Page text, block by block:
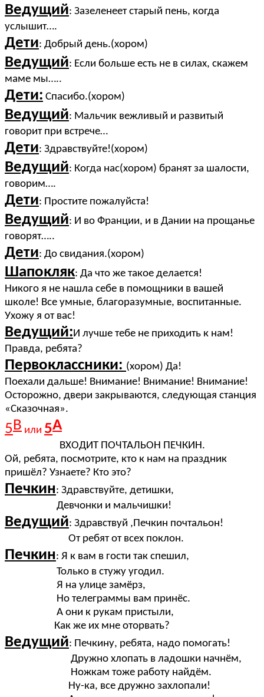
Ведущий: Зазеленеет старый пень, когда
услышит….
Дети: Добрый день.(хором)
Ведущий: Если больше есть не в силах, скажем
маме мы…..
Дети: Спасибо.(хором)
Ведущий: Мальчик вежливый и развитый
говорит при встрече…
Дети: Здравствуйте!(хором)
Ведущий: Когда нас(хором) бранят за шалости,
говорим….
Дети: Простите пожалуйста!
Ведущий: И во Франции, и в Дании на прощанье
говорят…..
Дети: До свидания.(хором)
Шапокляк: Да что же такое делается!
Никого я не нашла себе в помощники в вашей
школе! Все умные, благоразумные, воспитанные.
Ухожу я от вас!
Ведущий:И лучше тебе не приходить к нам!
Правда, ребята?
Первоклассники: (хором) Да!
Поехали дальше! Внимание! Внимание! Внимание!
Осторожно, двери закрываются, следующая станция
«Сказочная».
5В или 5А
ВХОДИТ ПОЧТАЛЬОН ПЕЧКИН.
Ой, ребята, посмотрите, кто к нам на праздник
пришёл? Узнаете? Кто это?
Печкин: Здравствуйте, детишки,
Девчонки и мальчишки!
Ведущий: Здравствуй ,Печкин почтальон!
От ребят от всех поклон.
Печкин: Я к вам в гости так спешил,
Только в стужу угодил.
Я на улице замёрз,
Но телеграммы вам принёс.
А они к рукам пристыли,
Как же их мне оторвать?
Ведущий: Печкину, ребята, надо помогать!
Дружно хлопать в ладошки начнём,
Ножкам тоже работу найдём.
Ну-ка, все дружно захлопали!